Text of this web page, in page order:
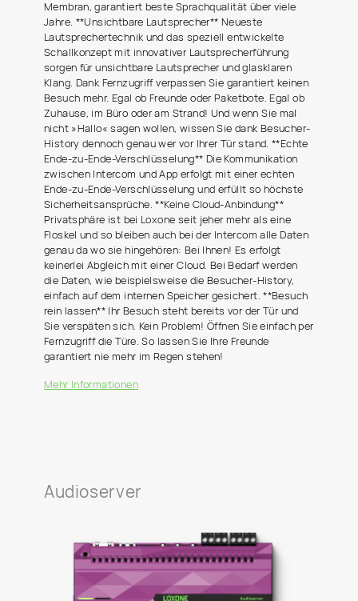
Membran, garantiert beste Sprachqualität über viele
Jahre. **Unsichtbare Lautsprecher** Neueste
Lautsprechertechnik und das speziell entwickelte
Schallkonzept mit innovativer Lautsprecherführung
sorgen für unsichtbare Lautsprecher und glasklaren
Klang. Dank Fernzugriff verpassen Sie garantiert keinen
Besuch mehr. Egal ob Freunde oder Paketbote. Egal ob
Zuhause, im Büro oder am Strand! Und wenn Sie mal
nicht »Hallo« sagen wollen, wissen Sie dank Besucher-
History dennoch genau wer vor Ihrer Tür stand. **Echte
Ende-zu-Ende-Verschlüsselung** Die Kommunikation
zwischen Intercom und App erfolgt mit einer echten
Ende-zu-Ende-Verschlüsselung und erfüllt so höchste
Sicherheitsansprüche. **Keine Cloud-Anbindung**
Privatsphäre ist bei Loxone seit jeher mehr als eine
Floskel und so bleiben auch bei der Intercom alle Daten
genau da wo sie hingehören: Bei Ihnen! Es erfolgt
keinerlei Abgleich mit einer Cloud. Bei Bedarf werden
die Daten, wie beispielsweise die Besucher-History,
einfach auf dem internen Speicher gesichert. **Besuch
rein lassen** Ihr Besuch steht bereits vor der Tür und
Sie verspäten sich. Kein Problem! Öffnen Sie einfach per
Fernzugriff die Türe. So lassen Sie Ihre Freunde
garantiert nie mehr im Regen stehen!
Mehr Informationen
Audioserver